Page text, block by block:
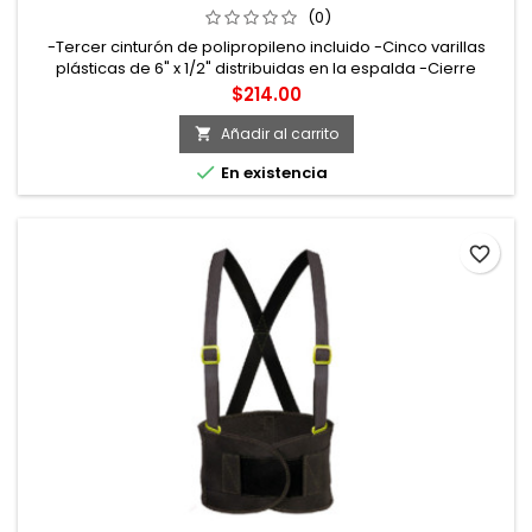
(0)
-Tercer cinturón de polipropileno incluido -Cinco varillas
plásticas de 6" x 1/2" distribuidas en la espalda -Cierre
delantero de gancho y felpa -Herrajes plásticos de alta
resistencia -Talla: doble extra grande
Precio
$214.00
 Añadir al carrito
 En existencia
favorite_border